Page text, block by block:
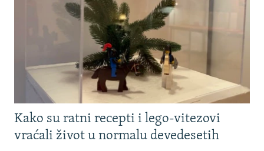
Kako su ratni recepti i lego-vitezovi
vraćali život u normalu devedesetih